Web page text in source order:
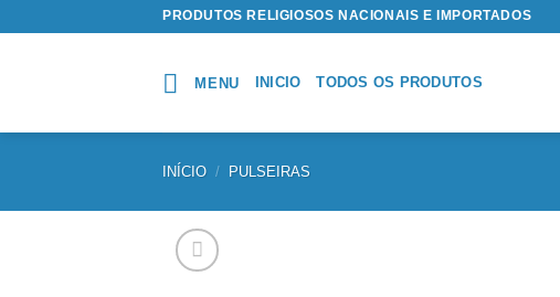
PRODUTOS RELIGIOSOS NACIONAIS E IMPORTADOS
MENU INICIO TODOS OS PRODUTOS
INÍCIO / PULSEIRAS